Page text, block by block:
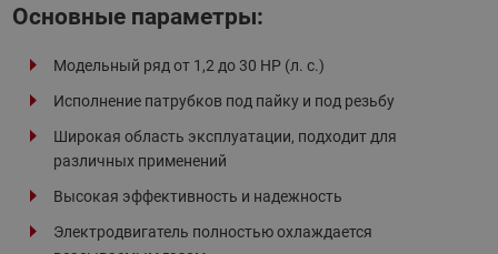
Основные параметры:
Модельный ряд от 1,2 до 30 HP (л. с.)
Исполнение патрубков под пайку и под резьбу
Широкая область эксплуатации, подходит для
различных применений
Высокая эффективность и надежность
Электродвигатель полностью охлаждается